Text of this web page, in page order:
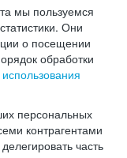
мы пользуемся
Они
о посещении
обработки
персональных
контрагентами
часть